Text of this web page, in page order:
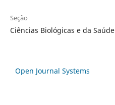
Seção
Ciências Biológicas e da Saúde
Open Journal Systems